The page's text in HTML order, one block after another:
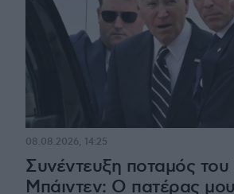
Συνέντευξη ποταμός
Μπάιντεν: Ο πατέρας μου
08.08.2026, 14:25